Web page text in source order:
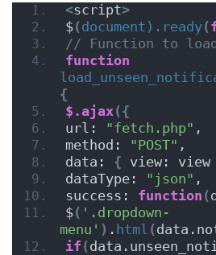
<script>
$(document).ready(
// Function to
function
{
$.ajax({
url: "fetch.php" ,
method: "POST" ,
data: { view: view
dataType: "json" ,
success: function (
$( '.dropdown-
menu' ) . html (
if (